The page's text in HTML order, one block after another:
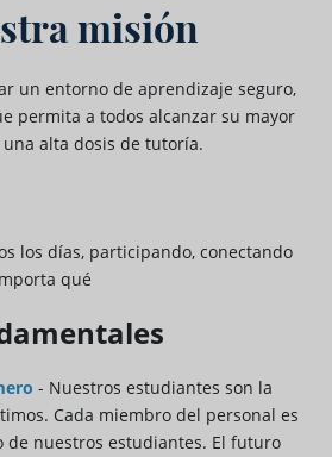
misión
un entorno de aprendizaje seguro,
permita a todos alcanzar su mayor
alta dosis de tutoría.
los días, participando, conectando
qué
- Nuestros estudiantes son la
Cada miembro del personal es
de nuestros estudiantes. El futuro